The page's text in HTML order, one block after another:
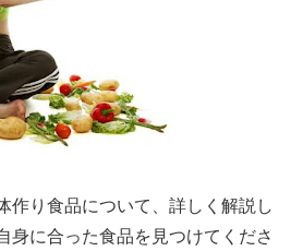
作り食品について、詳しく解説し
身に合った食品を見つけてくださ